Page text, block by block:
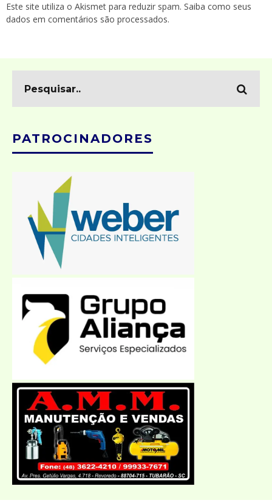
Este site utiliza o Akismet para reduzir spam. Saiba como seus
dados em comentários são processados.
PATROCINADORES